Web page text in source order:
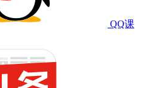
QQ课